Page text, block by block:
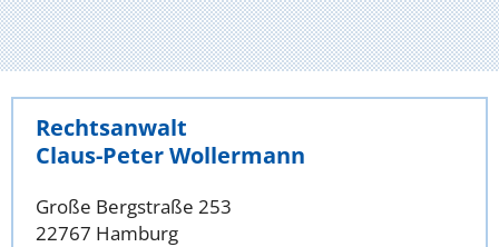
Rechtsanwalt
Claus-Peter Wollermann
Große Bergstraße 253
22767 Hamburg